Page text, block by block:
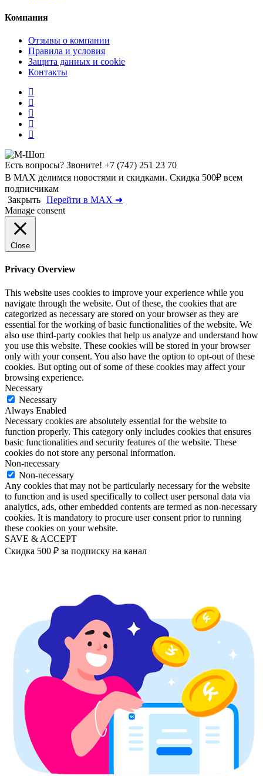
Компания
Отзывы о компании
Правила и условия
Защита данных и cookie
Контакты
Есть вопросы? Звоните! +7 (747) 251 23 70
В MAX делимся новостями и скидками. Скидка 500₽ всем
подписчикам
Закрыть Перейти в MAX ➜
Manage consent
Close
Privacy Overview
This website uses cookies to improve your experience while you
navigate through the website. Out of these, the cookies that are
categorized as necessary are stored on your browser as they are
essential for the working of basic functionalities of the website. We
also use third-party cookies that help us analyze and understand how
you use this website. These cookies will be stored in your browser
only with your consent. You also have the option to opt-out of these
cookies. But opting out of some of these cookies may affect your
browsing experience.
Necessary
Necessary
Always Enabled
Necessary cookies are absolutely essential for the website to
function properly. This category only includes cookies that ensures
basic functionalities and security features of the website. These
cookies do not store any personal information.
Non-necessary
Non-necessary
Any cookies that may not be particularly necessary for the website
to function and is used specifically to collect user personal data via
analytics, ads, other embedded contents are termed as non-necessary
cookies. It is mandatory to procure user consent prior to running
these cookies on your website.
SAVE & ACCEPT
Скидка 500 ₽ за подписку на канал